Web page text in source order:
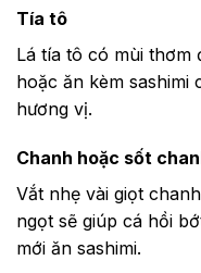
Tía tô
Lá tía tô có mùi
hoặc ăn kèm sashimi
hương vị.
Chanh hoặc sốt
Vắt nhẹ vài giọt
ngọt sẽ giúp cá hồi
mới ăn sashimi.